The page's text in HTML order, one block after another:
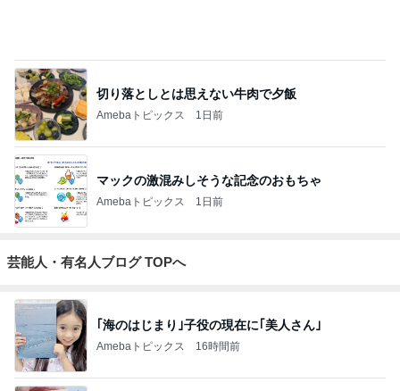
マックの激混みしそうな記念のおもちゃ
Amebaトピックス 1日前
芸能人・有名人ブログ TOPへ
Amebaトピックス
TOPTOY☆Cocoa Workshop
ディズニーファン Dのブログ